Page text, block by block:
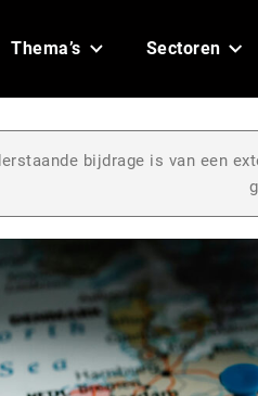
Thema’s Sectoren
bijdrage is van een